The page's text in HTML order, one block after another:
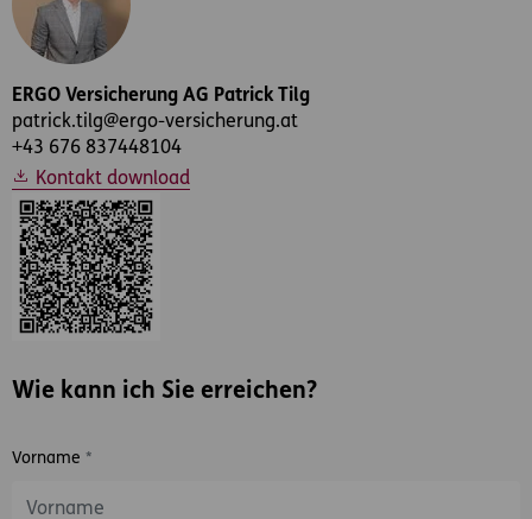
ERGO Versicherung AG Patrick Tilg
patrick.tilg@ergo-versicherung.at
+43 676 837448104
Kontakt download
Wie kann ich Sie erreichen?
Vorname *